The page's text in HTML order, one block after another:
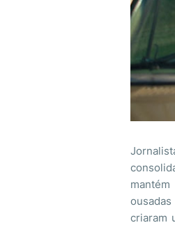
criaram